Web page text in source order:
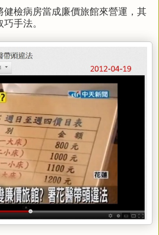
健檢病房當成廉價旅館來營運，其
手法。